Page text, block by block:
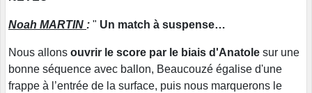
Noah MARTIN : " Un match à suspense…
Nous allons ouvrir le score par le biais d'Anatole sur une
bonne séquence avec ballon, Beaucouzé égalise d'une
frappe à l’entrée de la surface, puis nous marquerons le